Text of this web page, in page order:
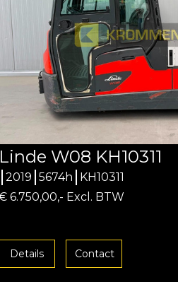
Linde W08 KH10311
2019 5674h KH10311
6.750,00,- Excl. BTW
Details Contact